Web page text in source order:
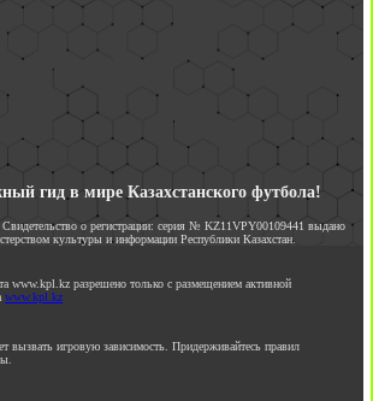
гид в мире Казахстанского футбола!
о регистрации: серия № KZ11VPY00109441 выдано
культуры и информации Республики Казахстан.
www.kpl.kz разрешено только с размещением активной
www.kpl.kz
вызвать игровую зависимость. Придерживайтесь правил